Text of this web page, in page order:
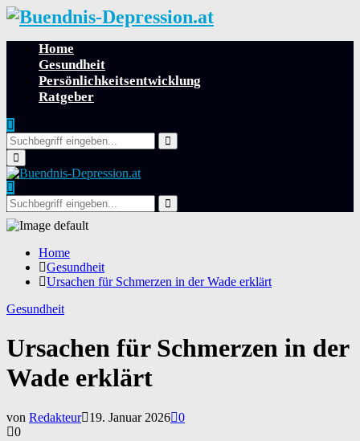
Home
Gesundheit
Persönlichkeitsentwicklung
Ratgeber
Search
for:
Search
Primary
Menu
Search
for:
Search
Home
Gesundheit
Ursachen für Schmerzen in der Wade erklärt
Gesundheit
Ursachen für Schmerzen in der
Wade erklärt
von Redakteur 19. Januar 2026 0
0